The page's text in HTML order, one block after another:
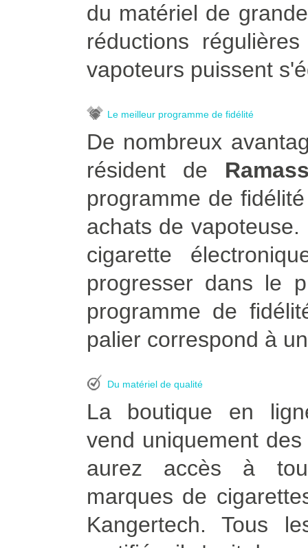
du matériel de
réductions
vapoteurs puissent
Le meilleur programme de fidélité
De nombreux
résident de
programme de
achats de
cigarette
progresser dans le
programme de
palier correspond à
Du matériel de qualité
La boutique en
vend uniquement
aurez accès à
marques de
Kangertech. Tous